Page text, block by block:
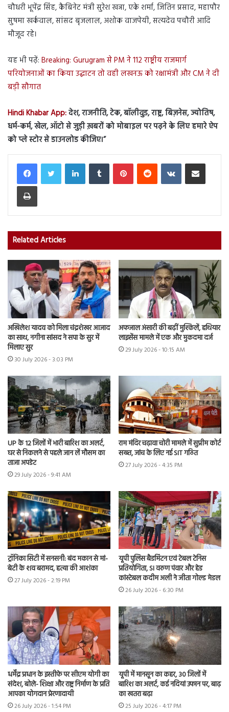
चौधरी भूपेंद्र सिंह, कैबिनेट मंत्री सुरेश खन्ना, एके शर्मा, जितिन प्रसाद, महापौर
सुषमा खर्कवाल, सांसद बृजलाल, अशोक वाजपेयी, सत्यदेव पचौरी आदि
मौजूद रहे।
यह भी पढ़ें: Breaking: Gurugram से PM ने 112 राष्ट्रीय राजमार्ग
परियोजनाओं का किया उद्घाटन तो वही लखनऊ को रक्षामंत्री और CM ने दी
बड़ी सौगात
Hindi Khabar App:देश, राजनीति, टेक, बॉलीवुड, राष्ट्र, बिज़नेस, ज्योतिष,
धर्म-कर्म, खेल, ऑटो से जुड़ी ख़बरों को मोबाइल पर पढ़ने के लिए हमारे ऐप
को प्ले स्टोर से डाउनलोड कीजिए।”
LinkedInTumblr PinterestReddit VKontakteShare via Email
Print
Related Articles
अखिलेश यादव को मिला चंद्रशेखर आजाद
का साथ, नगीना सांसद ने सपा के सुर में
मिलाए सुर
30 July 2026 - 3:03 PM
अफजाल अंसारी की बढ़ीं मुश्किलें, हथियार
लाइसेंस मामले में एक और मुकदमा दर्ज
29 July 2026 - 10:15 AM
UP के 12 जिलों में भारी बारिश का अलर्ट,
घर से निकलने से पहले जान लें मौसम का
ताजा अपडेट
29 July 2026 - 9:41 AM
राम मंदिर चढ़ावा चोरी मामले में सुप्रीम कोर्ट
सख्त, जांच के लिए नई SIT गठित
27 July 2026 - 4:35 PM
ट्रॉनिका सिटी में सनसनी: बंद मकान से मां-
बेटी के शव बरामद, हत्या की आशंका
27 July 2026 - 2:19 PM
यूपी पुलिस बैडमिंटन एवं टेबल टेनिस
प्रतियोगिता, SI वरुण पंवार और हेड
कांस्टेबल कदीम अली ने जीता गोल्ड मेडल
26 July 2026 - 6:30 PM
धर्मेंद्र प्रधान के इस्तीफे पर सीएम योगी का
संदेश, बोले- शिक्षा और राष्ट्र निर्माण के प्रति
आपका योगदान प्रेरणादायी
26 July 2026 - 1:54 PM
यूपी में मानसून का कहर, 30 जिलों में
बारिश का अलर्ट, कई नदियां उफान पर, बाढ़
का खतरा बढ़ा
25 July 2026 - 4:17 PM